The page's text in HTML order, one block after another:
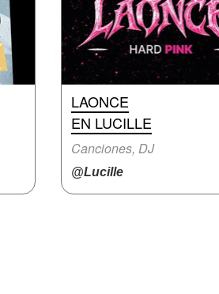
LAONCE
EN LUCILLE
Canciones, DJ
@Lucille